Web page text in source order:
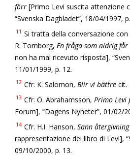
förr [Primo Levi suscita attenzione
“Svenska Dagbladet”, 18/04/1997,
11 Si tratta della conversazione
R. Tornborg, En fråga som aldrig får
non ha mai ricevuto risposta],
11/01/1999, p. 12.
12 Cfr. K. Salomon, Blir vi bättre cit.
13 Cfr. Ö. Abrahamsson, Primo Levi
Forum], “Dagens Nyheter”, 01/02/
14 Cfr. H.I. Hanson, Sann
rappresentazione del libro di Levi],
09/10/2000, p. 13.